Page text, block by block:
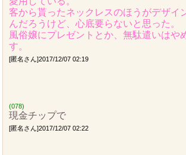
客から貰ったネックレスのほうがデザイ
んだろうけど、心底要らないと思った。
風俗嬢にプレゼントとか、無駄遣いはや
す。
[匿名さん]2017/12/07 02:19
(078)
現金チップで
[匿名さん]2017/12/07 02:22